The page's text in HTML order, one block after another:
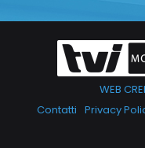
WEB
Contatti Privacy